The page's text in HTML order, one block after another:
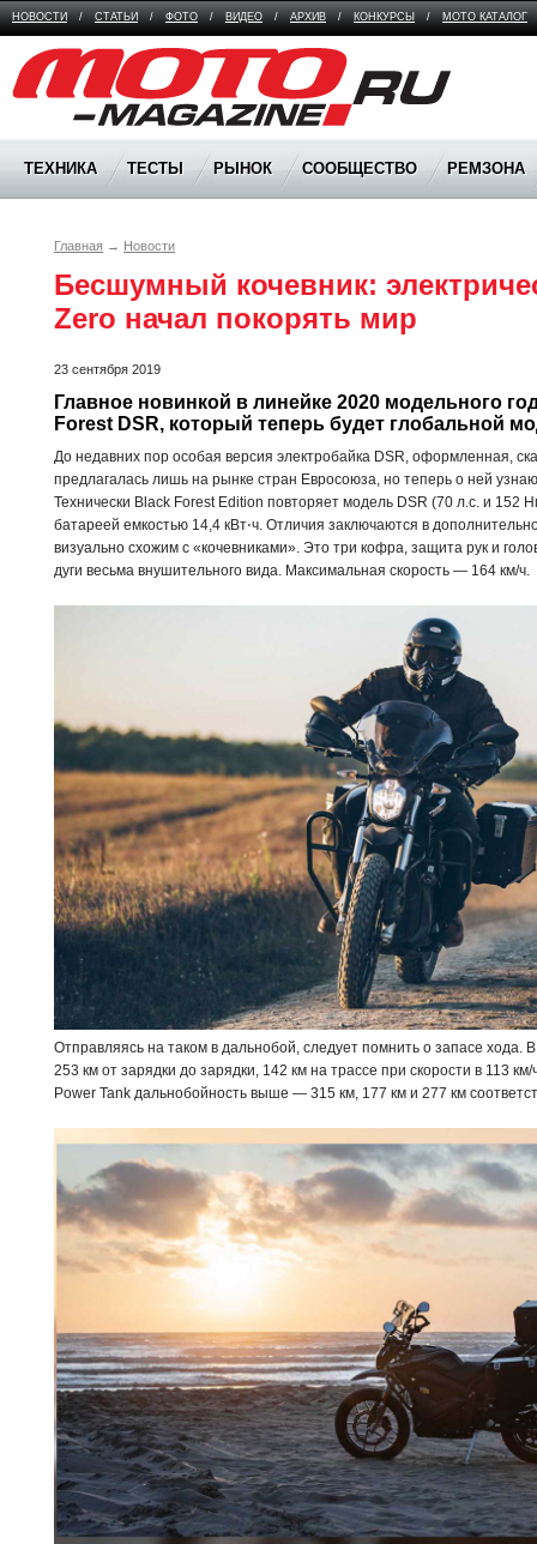
НОВОСТИ / СТАТЬИ / ФОТО / ВИДЕО / АРХИВ / КОНКУРСЫ / МОТО КАТАЛОГ
Moto Magazine
ТЕХНИКА ТЕСТЫ РЫНОК СООБЩЕСТВО РЕМЗОНА
Главная → Новости
Бесшумный кочевник:
Zero начал покорять мир
23 сентября 2019
Главное новинкой в линейке 2020 модельного
Forest DSR, который теперь будет глобальной
До недавних пор особая версия электробайка DSR, оформленная,
предлагалась лишь на рынке стран Евросоюза, но теперь о ней
Технически Black Forest Edition повторяет модель DSR (70 л.с. и 152
батареей емкостью 14,4 кВт⋅ч. Отличия заключаются в
визуально схожим с «кочевниками». Это три кофра, защита рук и
дуги весьма внушительного вида. Максимальная скорость — 164 км/ч.
Отправляясь на таком в дальнобой, следует помнить о запасе хода.
253 км от зарядки до зарядки, 142 км на трассе при скорости в 113
Power Tank дальнобойность выше — 315 км, 177 км и 277 км